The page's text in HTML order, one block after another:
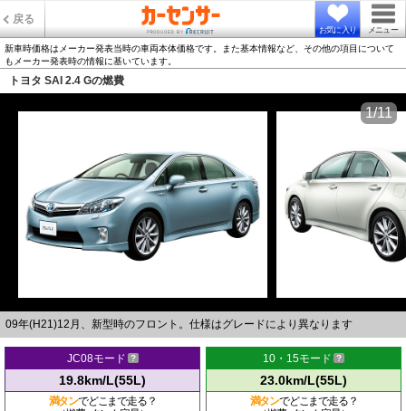
戻る
お気に入り メニュー
新車時価格はメーカー発表当時の車両本体価格です。また基本情報など、その他の項目について
もメーカー発表時の情報に基いています。
トヨタ SAI 2.4 Gの燃費
09年(H21)12月、新型時のフロント。仕様はグレードにより異なります
1/11
JC08モード
19.8km/L(55L)
満タンでどこまで走る？
10・15モード
23.0km/L(55L)
満タンでどこまで走る？